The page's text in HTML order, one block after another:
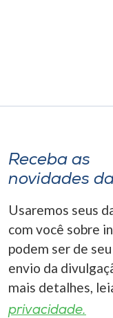
A+
Receba as
novidades
Usaremos seus
com você sobre
podem ser de
envio da
mais detalhes,
privacidade.